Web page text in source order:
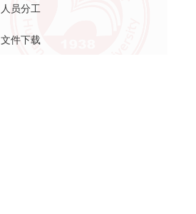
人员分工
文件下载